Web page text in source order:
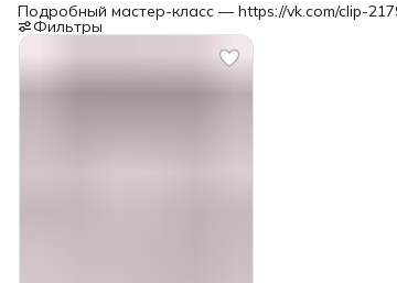
Подробный мастер-класс — https://vk.com/clip-
Фильтры